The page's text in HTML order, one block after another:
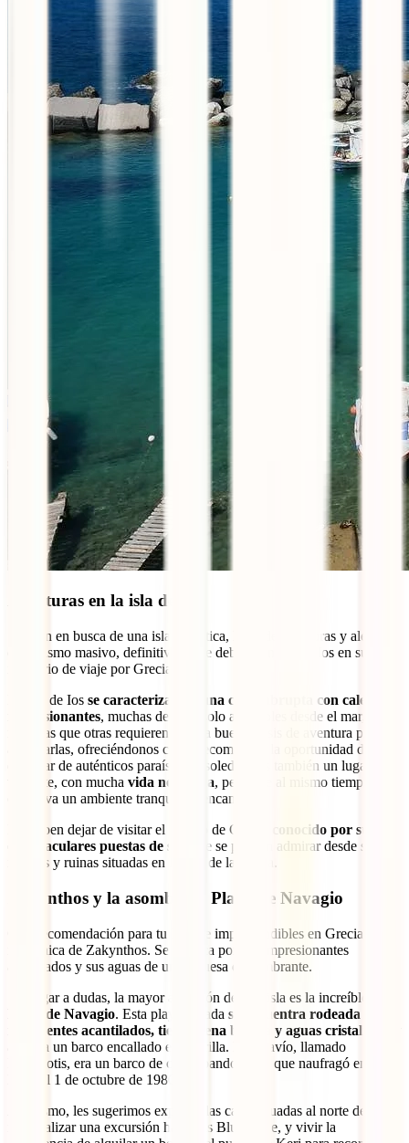
Aventuras en la isla de Ios
Si están en busca de una isla auténtica, llena de aventuras y alejada
del turismo masivo, definitivamente deben considerar Ios en su
itinerario de viaje por Grecia.
La isla de Ios se caracteriza por una costa abrupta con caletas
impresionantes, muchas de ellas solo accesibles desde el mar,
mientras que otras requieren de una buena dosis de aventura para
alcanzarlas, ofreciéndonos como recompensa la oportunidad de
disfrutar de auténticos paraísos en soledad. Es también un lugar
vibrante, con mucha vida nocturna, pero que al mismo tiempo
conserva un ambiente tranquilo y encantador.
No deben dejar de visitar el pueblo de Chora,
conocido por sus
espectaculares puestas de sol
, que se pueden admirar desde sus
iglesias y ruinas situadas en lo alto de la colina.
Zakynthos y la asombrosa Playa de Navagio
Otra recomendación para tu lista de imprescindibles en Grecia es la
isla jónica de Zakynthos. Se destaca por sus impresionantes
acantilados y sus aguas de un turquesa deslumbrante.
Sin lugar a dudas, la mayor atracción de esta isla es la increíble
Playa de Navagio. Esta playa aislada se encuentra rodeada de
imponentes acantilados, tiene arena blanca y aguas cristalinas
alberga un barco encallado en la orilla. Este navío, llamado
Panagiotis, era un barco de contrabando turco que naufragó en este
lugar el 1 de octubre de 1980.
Asimismo, les sugerimos explorar las calas situadas al norte de la
isla, realizar una excursión hacia las Blue Cave, y vivir la